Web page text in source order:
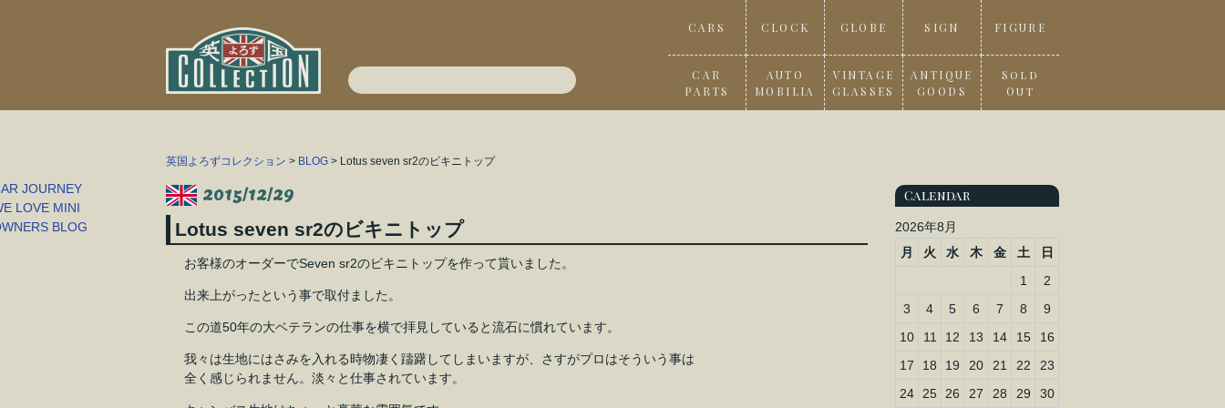
CARS CLOCK GLOBE SIGN FIGURE
CAR
PARTS
AUTO
MOBILIA
VINTAGE
GLASSES
ANTIQUE
GOODS
Sold
Out
英国よろずコレクション > BLOG > Lotus seven sr2のビキニトップ
2015/12/29
Lotus seven sr2のビキニトップ
お客様のオーダーでSeven sr2のビキニトップを作って貰いました。
出来上がったという事で取付ました。
この道50年の大ベテランの仕事を横で拝見していると流石に慣れています。
我々は生地にはさみを入れる時物凄く躊躇してしまいますが、さすがプロはそういう事は
全く感じられません。淡々と仕事されています。
Calendar
2026年8月
月
火 水 木 金 土
日
1
2
3
4 5 6 7 8
9
10
11 12 13 14 15
16
17
18 19 20 21 22
23
24
25 26 27 28 29 30